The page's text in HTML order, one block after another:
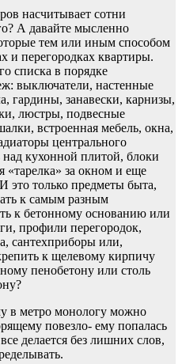
насчитывает сотни
А давайте мысленно
тем или иным способом
и перегородках квартиры.
списка в порядке
выключатели, настенные
гардины, занавески, карнизы,
люстры, подвесные
встроенная мебель, окна,
центрального
над кухонной плитой, блоки
«тарелка» за окном и еще
только предметы быта,
к самым разным
к бетонному основанию или
профили перегородок,
сантехприборы или,
к щелевому кирпичу
пенобетону или столь
в метро монологу можно
повезло- ему попалась
делается без лишних слов,